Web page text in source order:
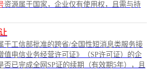
资源属于国家，企业仅有使用权，且需与持
于工信部批准的跨省/全国性短消息类服务接
值电信业务经营许可证》（SP许可证）的企
否已完成全网SP证的续期（有效期5年），且